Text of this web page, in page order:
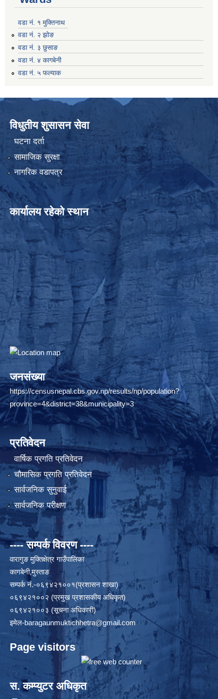
वडा नं. १ मुक्तिनाथ
वडा नं. २ झोङ
वडा नं. ३ छुसाङ
वडा नं. ४ कागबेनी
वडा नं. ५ फल्याक
विधुतीय शुसासन सेवा
घटना दर्ता
सामाजिक सुरक्षा
नागरिक वडापत्र
कार्यालय रहेको स्थान
जनसंख्या
https://censusnepal.cbs.gov.np/results/np/population?
province=4&district=38&municipality=3
प्रतिवेदन
वार्षिक प्रगति प्रतिवेदन
चौमासिक प्रगति प्रतिवेदन
सार्वजनिक सुनुवाई
सार्वजनिक परीक्षण
---- सम्पर्क विवरण ----
वारागुङ मुक्तिक्षेत्र गाउँपालिका
कागबेनी,मुस्ताङ
सम्पर्क नं.-०६९४२१००१(प्रशासन शाखा)
०६९४२१००२ (प्रमुख प्रशासकीय अधिकृत)
०६९४२१००३ (सूचना अधिकारी)
इमेल-baragaunmuktichhetra@gmail.com
Page visitors
स. कम्प्युटर अधिकृत